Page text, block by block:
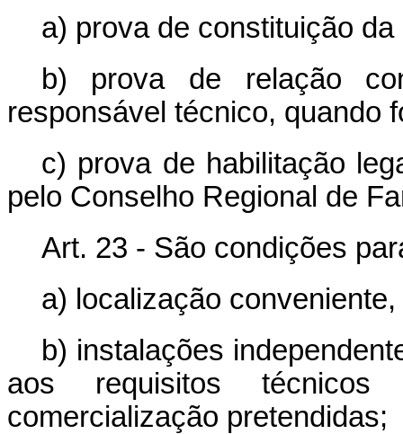
a) prova de constituição da
b) prova de relação
responsável técnico, quando
c) prova de habilitação
pelo Conselho Regional de
Art. 23 - São condições
a) localização
b) instalações
aos requisitos
comercialização pretendidas;